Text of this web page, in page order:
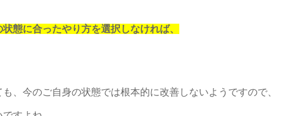
態に合ったやり方を選択しなければ、
、今のご自身の状態では根本的に改善しないようですので、